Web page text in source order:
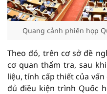
Quang cảnh phiên họp
Theo đó, trên cơ sở đề
cơ quan thẩm tra, sau
liệu, tính cấp thiết của
đủ điều kiện trình Quốc